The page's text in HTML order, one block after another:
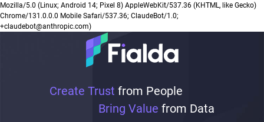
Create Trust from People
Bring Value from Data
Mozilla/5.0 (Linux; Android 14; Pixel 8) AppleWebKit/537.36 (KHTML, like Gecko)
Chrome/131.0.0.0 Mobile Safari/537.36; ClaudeBot/1.0;
+claudebot@anthropic.com)